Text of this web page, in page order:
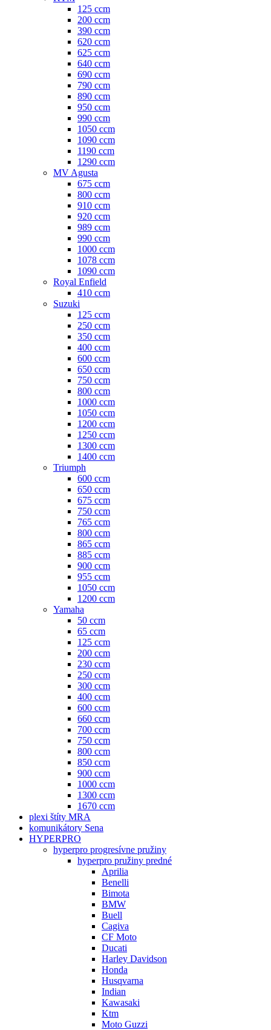
125 ccm
200 ccm
390 ccm
620 ccm
625 ccm
640 ccm
690 ccm
790 ccm
890 ccm
950 ccm
990 ccm
1050 ccm
1090 ccm
1190 ccm
1290 ccm
MV Agusta
675 ccm
800 ccm
910 ccm
920 ccm
989 ccm
990 ccm
1000 ccm
1078 ccm
1090 ccm
Royal Enfield
410 ccm
Suzuki
125 ccm
250 ccm
350 ccm
400 ccm
600 ccm
650 ccm
750 ccm
800 ccm
1000 ccm
1050 ccm
1200 ccm
1250 ccm
1300 ccm
1400 ccm
Triumph
600 ccm
650 ccm
675 ccm
750 ccm
765 ccm
800 ccm
865 ccm
885 ccm
900 ccm
955 ccm
1050 ccm
1200 ccm
Yamaha
50 ccm
65 ccm
125 ccm
200 ccm
230 ccm
250 ccm
300 ccm
400 ccm
600 ccm
660 ccm
700 ccm
750 ccm
800 ccm
850 ccm
900 ccm
1000 ccm
1300 ccm
1670 ccm
plexi štíty MRA
komunikátory Sena
HYPERPRO
hyperpro progresívne pružiny
hyperpro pružiny predné
Aprilia
Benelli
Bimota
BMW
Buell
Cagiva
CF Moto
Ducati
Harley Davidson
Honda
Husqvarna
Indian
Kawasaki
Ktm
Moto Guzzi